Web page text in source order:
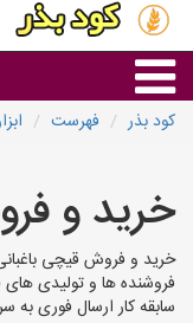
کود بذر فهرست
خرید و
خرید و فروش قیچی
فروشنده ها و تولیدی
سابقه کار ارسال فوری به